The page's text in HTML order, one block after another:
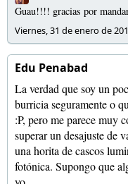
Guau!!!! gracias por
Viernes, 31 de enero de
Edu Penabad
La verdad que soy un
burricia seguramente o
:P, pero me parece muy
superar un desajuste de
una horita de cascos
fotónica. Supongo que